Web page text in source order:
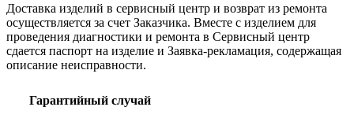
Доставка изделий в сервисный центр и возврат из ремонта
осуществляется за счет Заказчика. Вместе с изделием для
проведения диагностики и ремонта в Сервисный центр
сдается паспорт на изделие и Заявка-рекламация, содержащая
описание неисправности.
Гарантийный случай